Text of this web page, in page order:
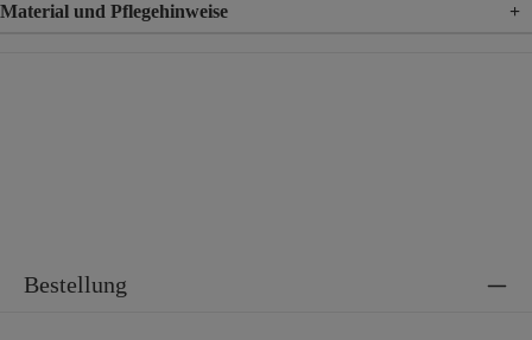
Material und Pflegehinweise +
Bestellung